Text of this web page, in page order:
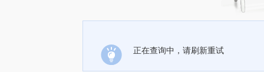
正在查询中，请刷新重试